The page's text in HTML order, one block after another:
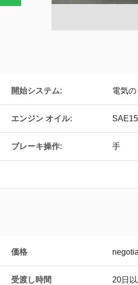
開始システム: 電気の
エンジン オイル:
ブレーキ操作: 手
価格
受渡し時間 20日